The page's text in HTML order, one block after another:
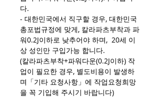
다.
- 대한민국에서 직구할 경우, 대한민국
총포법규정에 맞게, 칼라파츠부착과 파
워0.2J이하로 낮추어야 하며, 20세 이
상 성인만 구입가능 합니다.
(칼라파츠부착+파워다운(0.2J이하) 작
업이 필요한 경우, 별도비용이 발생하
며「기타 요청사항」에 작업요청희망
을 꼭 기입해 주시기 바랍니다)